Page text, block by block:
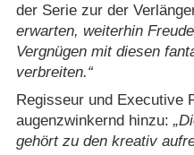
der Serie zur der
erwarten, weiterhin
Vergnügen mit diesen
verbreiten.
Regisseur und Executive
augenzwinkernd hinzu:
gehört zu den kreativ